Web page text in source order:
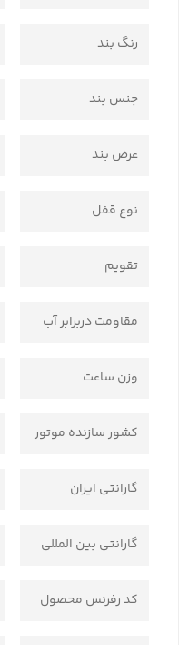
رنگ بند
جنس بند
عرض بند
نوع قفل
تقویم
مقاومت دربرابر آب
وزن ساعت
کشور سازنده موتور
گارانتی ایران
گارانتی بین المللی
کد رفرنس محصول